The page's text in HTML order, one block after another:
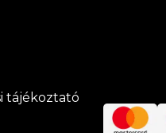
tájékoztató